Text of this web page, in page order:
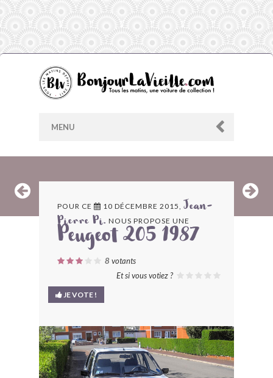
MENU
ARCHIVES
LES CONTRIBUTEURS
LE BLOG
BONJOURLAVIEILLE ?
MODÈLES ET MARQUES
POUR CE 10 DÉCEMBRE 2015, Jean-
Pierre Pi. NOUS PROPOSE UNE
Peugeot 205 1987
8 votants
Et si vous votiez ?
JE VOTE !